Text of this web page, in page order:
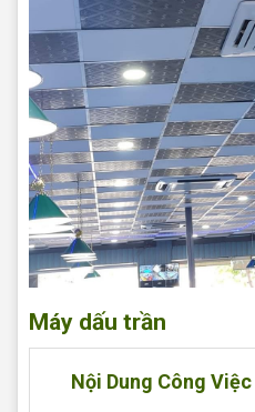
Máy dấu trần
Nội Dung Công Việc